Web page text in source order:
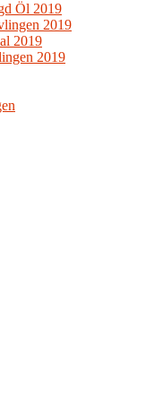
Öl 2019
2019
2019
2019